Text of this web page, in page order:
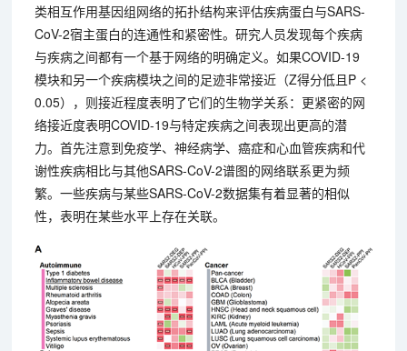
类相互作用基因组网络的拓扑结构来评估疾病蛋白与SARS-
CoV-2宿主蛋白的连通性和紧密性。研究人员发现每个疾病
与疾病之间都有一个基于网络的明确定义。如果COVID-19
模块和另一个疾病模块之间的足迹非常接近（Z得分低且P <
0.05），则接近程度表明了它们的生物学关系：更紧密的网
络接近度表明COVID-19与特定疾病之间表现出更高的潜
力。首先注意到免疫学、神经病学、癌症和心血管疾病和代
谢性疾病相比与其他SARS-CoV-2谱图的网络联系更为频
繁。一些疾病与某些SARS-CoV-2数据集有着显著的相似
性，表明在某些水平上存在关联。